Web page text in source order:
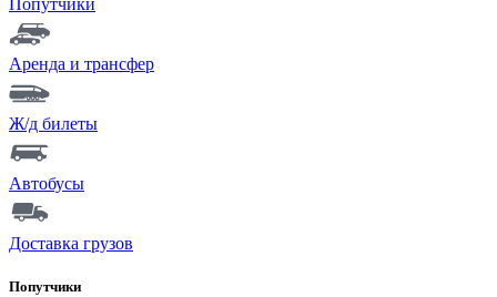
Попутчики
Аренда и трансфер
Ж/д билеты
Автобусы
Доставка грузов
Попутчики